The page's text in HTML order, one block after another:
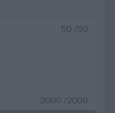
50 /50
2000 /2000